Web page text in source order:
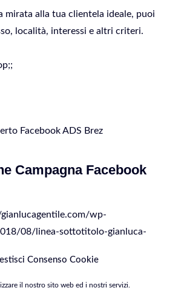
Consenso Cookie
il nostro sito web ed i nostri servizi.
mirata alla tua clientela ideale, puoi
località, interessi e altri criteri.
Facebook ADS Brez
Campagna Facebook
gianlucagentile.com/wp-
08/linea-sottotitolo-gianluca-
margin_bottom=”15″
target=”” hover=”” alt=”” caption=””